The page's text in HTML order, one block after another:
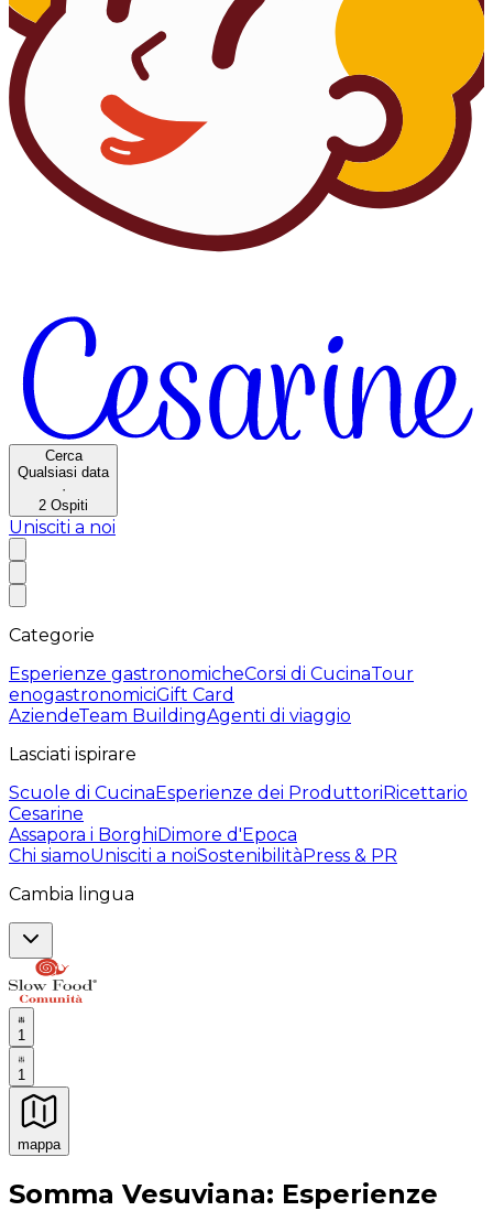
Cerca
Qualsiasi data
·
2 Ospiti
Unisciti a noi
Categorie
Esperienze gastronomicheCorsi di CucinaTour
enogastronomiciGift Card
AziendeTeam BuildingAgenti di viaggio
Lasciati ispirare
Scuole di CucinaEsperienze dei ProduttoriRicettario
Cesarine
Assapora i BorghiDimore d'Epoca
Chi siamoUnisciti a noiSostenibilitàPress & PR
Cambia lingua
1
1
mappa
Esperienze culinarie indimenticabili: Esperienze
Somma Vesuviana: Esperienze